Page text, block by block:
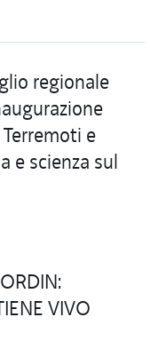
VIVO